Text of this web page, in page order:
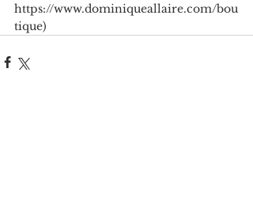
https://www.dominiqueallaire.com/bou
tique)